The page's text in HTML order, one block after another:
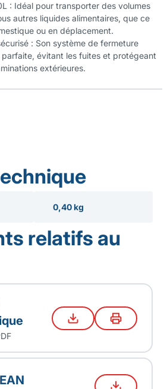
: Idéal pour transporter des volumes
autres liquides alimentaires, que ce
ou en déplacement.
: Son système de fermeture
évitant les fuites et protégeant
extérieures.
0,40 kg
relatifs au